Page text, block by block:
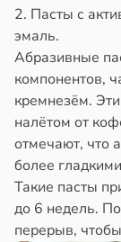
2. Пасты с
эмаль.
Абразивные
компонентов,
кремнезём.
налётом от
отмечают, что
более
Такие пасты
до 6 недель.
перерыв,